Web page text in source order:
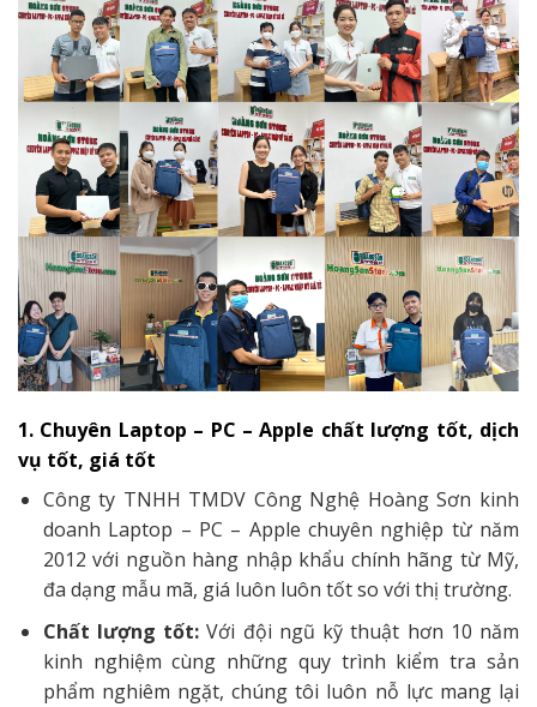
1. Chuyên Laptop – PC – Apple chất lượng tốt, dịch
vụ tốt, giá tốt
Công ty TNHH TMDV Công Nghệ Hoàng Sơn kinh
doanh Laptop – PC – Apple chuyên nghiệp từ năm
2012 với nguồn hàng nhập khẩu chính hãng từ Mỹ,
đa dạng mẫu mã, giá luôn luôn tốt so với thị trường.
Chất lượng tốt: Với đội ngũ kỹ thuật hơn 10 năm
kinh nghiệm cùng những quy trình kiểm tra sản
phẩm nghiêm ngặt, chúng tôi luôn nỗ lực mang lại